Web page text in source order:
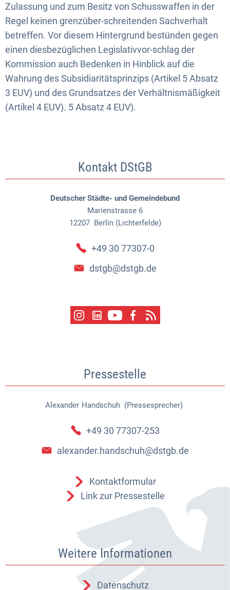
Zulassung und zum Besitz von Schusswaffen in der
Regel keinen grenzüber-schreitenden Sachverhalt
betreffen. Vor diesem Hintergrund bestünden gegen
einen diesbezüglichen Legislativvor-schlag der
Kommission auch Bedenken in Hinblick auf die
Wahrung des Subsidiaritätsprinzips (Artikel 5 Absatz
3 EUV) und des Grundsatzes der Verhältnismäßigkeit
(Artikel 4 EUV). 5 Absatz 4 EUV).
Kontakt DStGB
Deutscher Städte- und Gemeindebund
Marienstrasse 6
12207 Berlin (Lichterfelde)
+49 30 77307-0
dstgb@dstgb.de
Pressestelle
Alexander Handschuh (Pressesprecher)
Alexander Handschuh
+49 30 77307-253
alexander.handschuh@dstgb.de
Kontaktformular
Link zur Pressestelle
Weitere Informationen
Datenschutz